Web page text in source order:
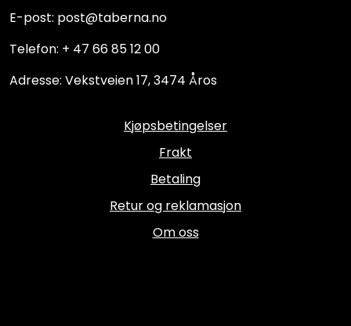
E-post: post@taberna.no
Telefon: + 47 66 85 12 00
Adresse: Vekstveien 17, 3474 Åros
Kjøpsbetingelser
Frakt
Betaling
Retur og reklamasjon
Om oss